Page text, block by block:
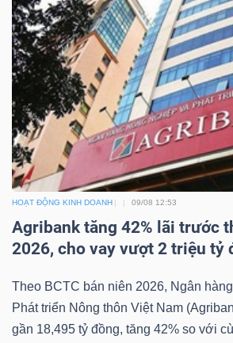
HOẠT ĐỘNG KINH DOANH 09/08 12:53
Agribank tăng 42% lãi trước
2026, cho vay vượt 2 triệu tỷ
Theo BCTC bán niên 2026, Ngân
Phát triển Nông thôn Việt Nam
gần 18,495 tỷ đồng, tăng 42% so với